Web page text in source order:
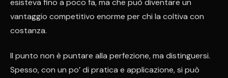
esisteva fino a poco fa, ma che può diventare un
vantaggio competitivo enorme per chi la coltiva con
costanza.
Il punto non è puntare alla perfezione, ma distinguersi.
Spesso, con un po’ di pratica e applicazione, si può